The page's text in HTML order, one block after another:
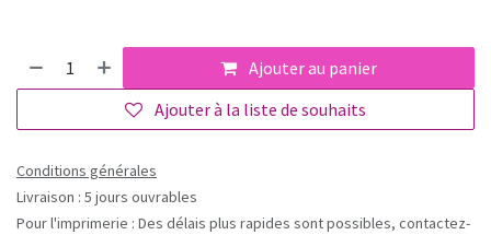
Ajouter au panier
Ajouter à la liste de souhaits
Conditions générales
Livraison : 5 jours ouvrables
Pour l'imprimerie : Des délais plus rapides sont possibles, contactez-